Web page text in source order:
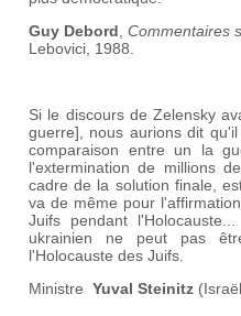
Guy Debord Commentaires
Lebovici, 1988.
Si le discours de Zelensky
guerre], nous aurions dit
comparaison entre un la
l'extermination de millions
cadre de la solution finale,
va de même pour
Juifs pendant
ukrainien ne peut pas
l'Holocauste des Juifs.
Ministre Yuval Steinitz